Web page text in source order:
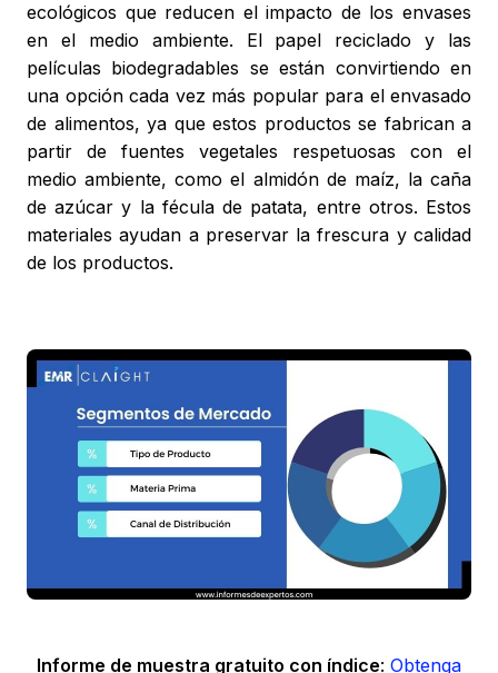
ecológicos que reducen el impacto de los envases
en el medio ambiente. El papel reciclado y las
películas biodegradables se están convirtiendo en
una opción cada vez más popular para el envasado
de alimentos, ya que estos productos se fabrican a
partir de fuentes vegetales respetuosas con el
medio ambiente, como el almidón de maíz, la caña
de azúcar y la fécula de patata, entre otros. Estos
materiales ayudan a preservar la frescura y calidad
de los productos.
Informe de muestra gratuito con índice: Obtenga